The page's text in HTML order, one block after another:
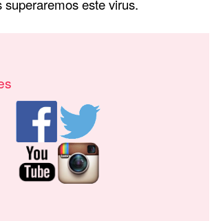
superaremos este virus.